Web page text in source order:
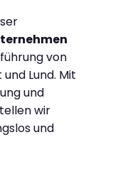
von
Lund. Mit
und
wir
und